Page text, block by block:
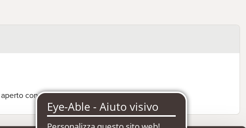
consumare entro 2 giorni.